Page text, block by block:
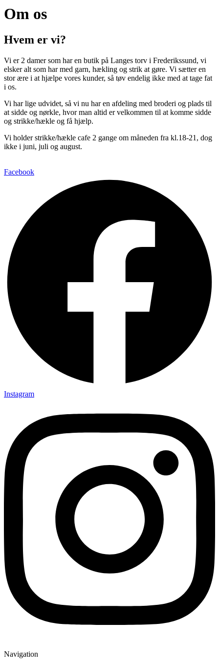
Om os
Hvem er vi?
Vi er 2 damer som har en butik på Langes torv i Frederikssund, vi
elsker alt som har med garn, hækling og strik at gøre. Vi sætter en
stor ære i at hjælpe vores kunder, så tøv endelig ikke med at tage fat
i os.
Vi har lige udvidet, så vi nu har en afdeling med broderi og plads til
at sidde og nørkle, hvor man altid er velkommen til at komme sidde
og strikke/hækle og få hjælp.
Vi holder strikke/hækle cafe 2 gange om måneden fra kl.18-21, dog
ikke i juni, juli og august.
Facebook
Instagram
Navigation